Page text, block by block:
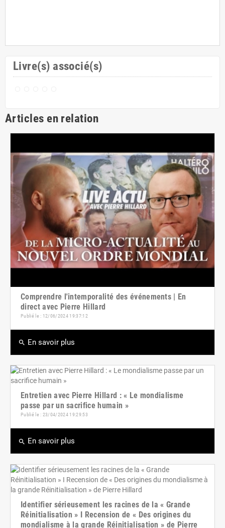
Livre(s) associé(s)
Articles en relation
Comprendre l'intemporalité des événements | En
direct avec Pierre Hillard
Publié le : 12/06/2024 19:37:12
search En savoir plus
Entretien avec Pierre Hillard : « Le mondialisme
passe par un sacrifice humain »
Publié le : 23/04/2024 19:29:53
search En savoir plus
Identifier sérieusement les racines de la « Grande
Réinitialisation » I Recension de « Des origines du
mondialisme à la grande Réinitialisation » de Pierre